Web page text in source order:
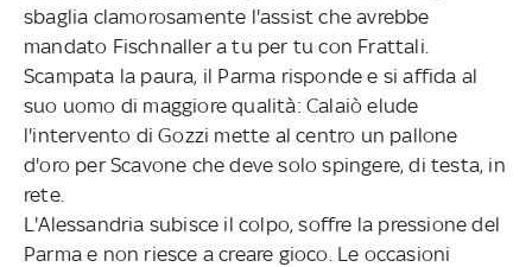
sbaglia clamorosamente l'assist che avrebbe
mandato Fischnaller a tu per tu con Frattali.
Scampata la paura, il Parma risponde e si affida al
suo uomo di maggiore qualità: Calaiò elude
l'intervento di Gozzi mette al centro un pallone
d'oro per Scavone che deve solo spingere, di testa, in
rete.
L'Alessandria subisce il colpo, soffre la pressione del
Parma e non riesce a creare gioco. Le occasioni